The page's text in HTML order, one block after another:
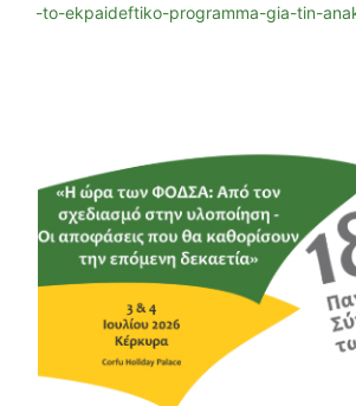
-to-ekpaideftiko-programma-gia-tin-